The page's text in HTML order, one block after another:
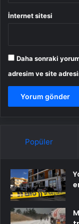
İnternet sitesi
Daha sonraki
adresim ve site
Popüler